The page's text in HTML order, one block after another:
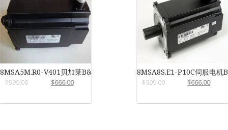
8MSA5M.R0-V401贝加莱B&R
$999.00 $666.00
8MSA8S.E1-P10C伺服电机
$999.00 $666.00